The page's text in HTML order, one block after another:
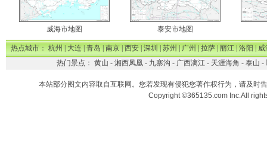
威海市地图 泰安市地图
热点城市：杭州|大连|青岛|南京|西安|深圳|苏州|广州|拉萨|丽江|洛阳|威
热门景点： 黄山 - 湘西凤凰- 九寨沟 - 广西漓江- 天涯海角 - 泰山 -
本站部分图文内容取自互联网。您若发现有侵犯您著作权行为，请及时
Copyright ©365135.com Inc.All